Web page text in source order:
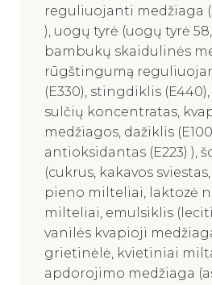
reguliuojanti medžiaga
), uogų tyrė (uogų tyrė
bambukų skaidulinės
rūgštingumą
(E330), stingdiklis
sulčių koncentratas,
medžiagos, dažiklis
antioksidantas (E223) ),
(cukrus, kakavos
pieno milteliai, laktozė
milteliai, emulsiklis
vanilės kvapioji
grietinėlė, kvietiniai
apdorojimo medžiaga